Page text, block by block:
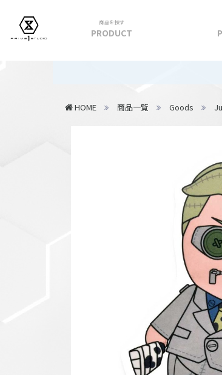
商品を探す
PRODUCT
PRIME 1 STATUE
VIEW ALL...
HOME 商品一覧 Goods